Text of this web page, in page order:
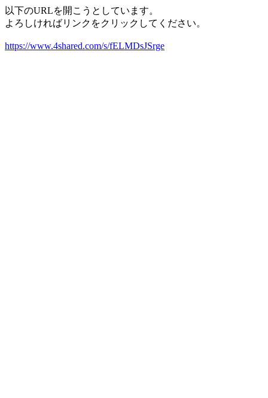
以下のURLを開こうとしています。
よろしければリンクをクリックしてください。
https://www.4shared.com/s/fELMDsJSrge